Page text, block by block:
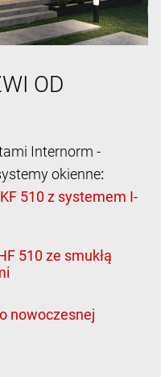
OD
Internorm -
okienne: